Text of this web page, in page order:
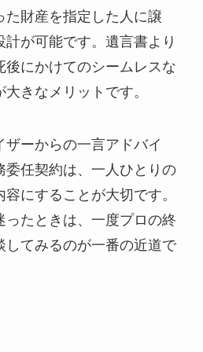
た財産を指定した人に譲
が可能です。遺言書より
後にかけてのシームレスな
きなメリットです。
ーからの一言アドバイ
委任契約は、一人ひとりの
にすることが大切です。
ったときは、一度プロの終
してみるのが一番の近道で